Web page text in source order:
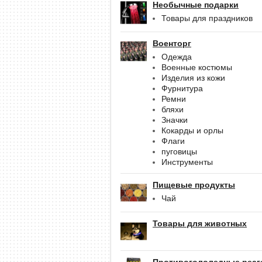
Необычные подарки
Товары для праздников
Военторг
Одежда
Военные костюмы
Изделия из кожи
Фурнитура
Ремни
бляхи
Значки
Кокарды и орлы
Флаги
пуговицы
Инструменты
Пищевые продукты
Чай
Товары для животных